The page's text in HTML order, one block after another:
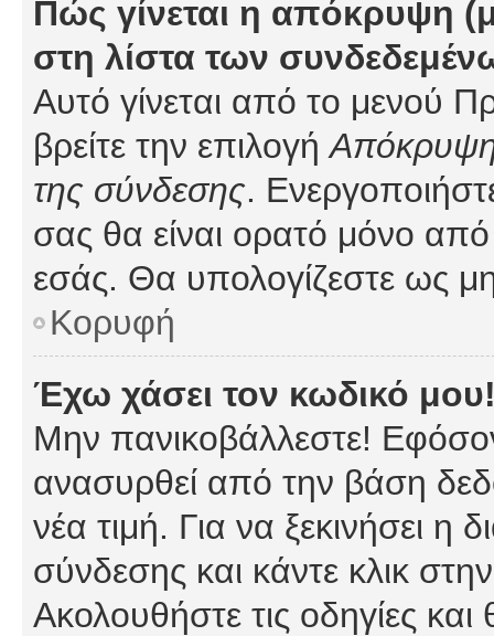
Πώς γίνεται η απόκρυψη
στη λίστα των
Αυτό γίνεται από το μενού
βρείτε την επιλογήΑπόκρυψη
της σύνδεσης.
σας θα είναι ορατό μόνο από
εσάς. Θα υπολογίζεστε ως
Κορυφή
Έχω χάσει τον κωδικό
Μην πανικοβάλλεστε!
ανασυρθεί από την βάση
νέα τιμή. Για να ξεκινήσει η
σύνδεσης και κάντε κλικ
Ακολουθήστε τις οδηγίες